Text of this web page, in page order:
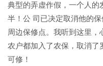
典型的弄虚作假，一个人的
半！公 司已决定取消他的
周边保修点。我听到这里
农户都加入了农保，取消了
可修！